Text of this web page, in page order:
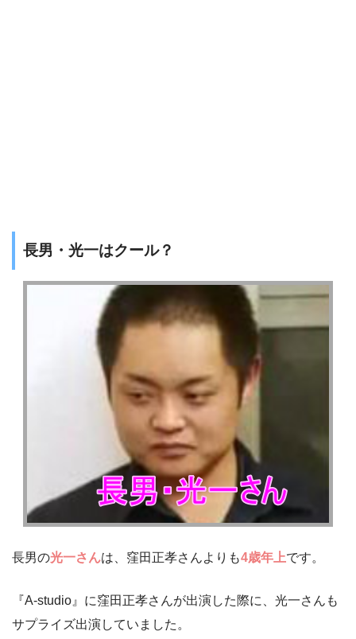
長男・光一はクール？
長男の光一さんは、窪田正孝さんよりも4歳年上です。
『A-studio』に窪田正孝さんが出演した際に、光一さんも
サプライズ出演していました。